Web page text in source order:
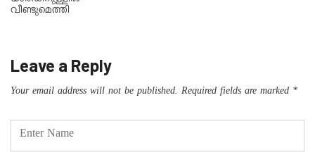
വീണ്ടുമെത്തി
Leave a Reply
Your email address will not be published. Required fields are marked *